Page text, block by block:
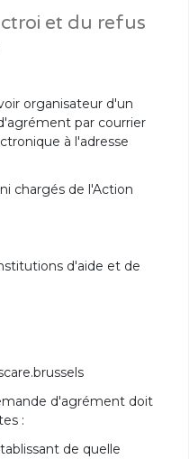
et du refus
organisateur d'un
par courrier
à l'adresse
chargés de l'Action
d'aide et de
d'agrément doit
:
de quelle